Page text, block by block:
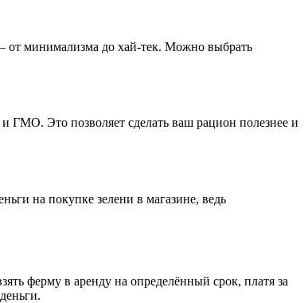
от минимализма до хай-тек. Можно выбрать
ГМО. Это позволяет сделать ваш рацион полезнее и
на покупке зелени в магазине, ведь
ферму в аренду на определённый срок, платя за